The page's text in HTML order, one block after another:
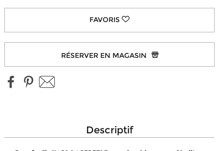
RÉSERVER EN MAGASIN
descriptif